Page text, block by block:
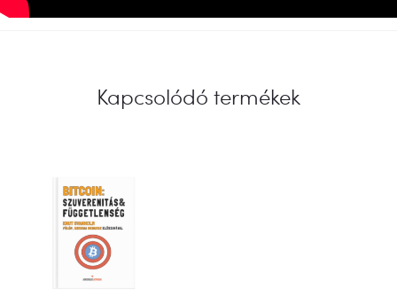
Kapcsolódó termékek